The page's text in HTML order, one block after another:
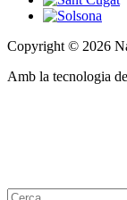
Copyright © 2026
Amb la tecnologia de